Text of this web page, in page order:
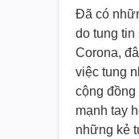
Đã có
do tung tin
Corona,
việc tung
cộng
mạnh tay
những kẻ